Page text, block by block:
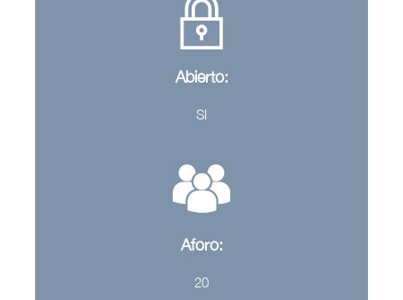
Abierto:
SI
Aforo:
20